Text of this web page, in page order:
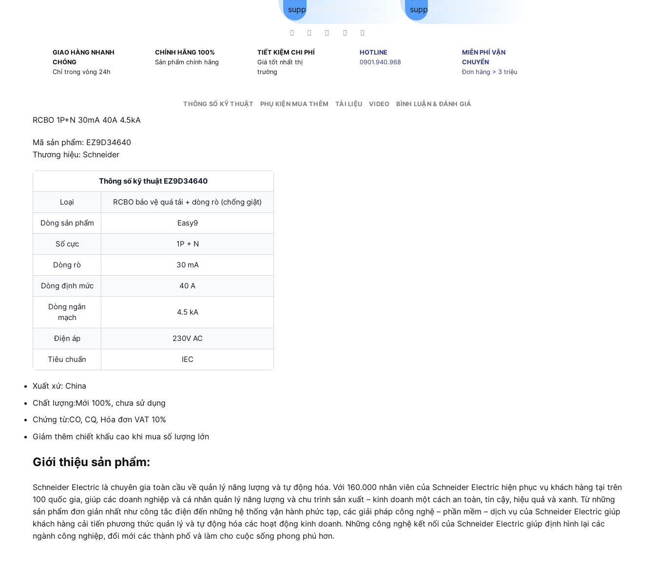
GIAO HÀNG NHANH
CHÓNG
Chỉ trong vòng 24h
CHÍNH HÃNG 100%
Sản phẩm chính hãng
TIẾT KIỆM CHI PHÍ
Giá tốt nhất thị
trường
HOTLINE
0901.940.968
MIỄN PHÍ VẬN
CHUYỂN
Đơn hàng > 3 triệu
THÔNG SỐ KỸ THUẬT PHỤ KIỆN MUA THÊM TÀI LIỆU VIDEO BÌNH LUẬN & ĐÁNH GIÁ
RCBO 1P+N 30mA 40A 4.5kA
Mã sản phẩm: EZ9D34640
Thương hiệu: Schneider
Thông số kỹ thuật EZ9D34640
Loại RCBO bảo vệ quá tải + dòng rò (chống giật)
Dòng sản phẩm Easy9
Số cực 1P + N
Dòng rò 30 mA
Dòng định mức 40 A
Dòng ngắn
mạch
4.5 kA
Điện áp 230V AC
Tiêu chuẩn IEC
Xuất xứ: China
Chất lượng:Mới 100%, chưa sử dụng
Chứng từ:CO, CQ, Hóa đơn VAT 10%
Giảm thêm chiết khấu cao khi mua số lượng lớn
Giới thiệu sản phẩm:
Schneider Electric là chuyên gia toàn cầu về quản lý năng lượng và tự động hóa. Với 160.000 nhân viên của Schneider Electric hiện phục vụ khách hàng tại trên
100 quốc gia, giúp các doanh nghiệp và cá nhân quản lý năng lượng và chu trình sản xuất – kinh doanh một cách an toàn, tin cậy, hiệu quả và xanh. Từ những
sản phẩm đơn giản nhất như công tắc điện đến những hệ thống vận hành phức tạp, các giải pháp công nghệ – phần mềm – dịch vụ của Schneider Electric giúp
khách hàng cải tiến phương thức quản lý và tự động hóa các hoạt động kinh doanh. Những công nghệ kết nối của Schneider Electric giúp định hình lại các
ngành công nghiệp, đổi mới các thành phố và làm cho cuộc sống phong phú hơn.